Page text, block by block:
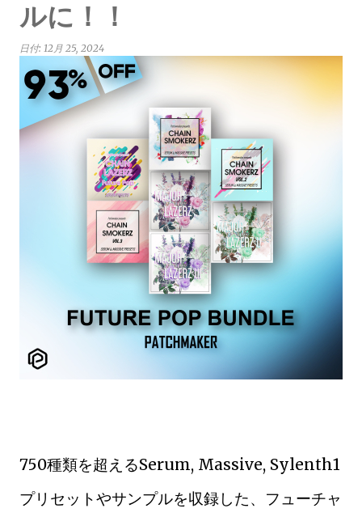
ルに！！
日付: 12月 25, 2024
750種類を超えるSerum, Massive, Sylenth1
プリセットやサンプルを収録した、フューチャ